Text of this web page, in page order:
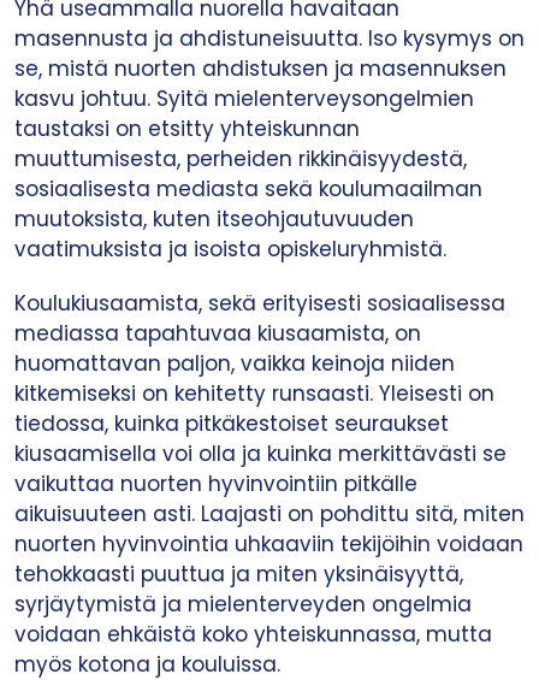
Yhä useammalla nuorella havaitaan
masennusta ja ahdistuneisuutta. Iso kysymys on
se, mistä nuorten ahdistuksen ja masennuksen
kasvu johtuu. Syitä mielenterveysongelmien
taustaksi on etsitty yhteiskunnan
muuttumisesta, perheiden rikkinäisyydestä,
sosiaalisesta mediasta sekä koulumaailman
muutoksista, kuten itseohjautuvuuden
vaatimuksista ja isoista opiskeluryhmistä.
Koulukiusaamista, sekä erityisesti sosiaalisessa
mediassa tapahtuvaa kiusaamista, on
huomattavan paljon, vaikka keinoja niiden
kitkemiseksi on kehitetty runsaasti. Yleisesti on
tiedossa, kuinka pitkäkestoiset seuraukset
kiusaamisella voi olla ja kuinka merkittävästi se
vaikuttaa nuorten hyvinvointiin pitkälle
aikuisuuteen asti. Laajasti on pohdittu sitä, miten
nuorten hyvinvointia uhkaaviin tekijöihin voidaan
tehokkaasti puuttua ja miten yksinäisyyttä,
syrjäytymistä ja mielenterveyden ongelmia
voidaan ehkäistä koko yhteiskunnassa, mutta
myös kotona ja kouluissa.